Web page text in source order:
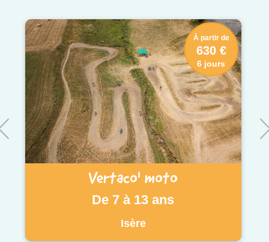
Vertaco' moto
De 7 à 13 ans
Isère
À partir de
630 €
6 jours